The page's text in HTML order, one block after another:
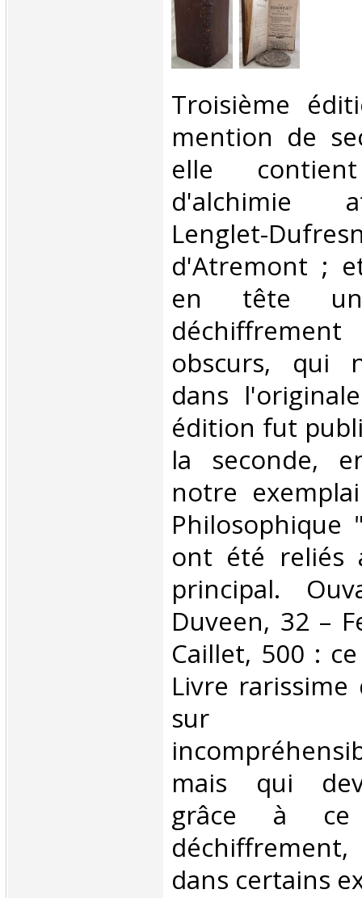
‎Troisième
mention de
elle
d'alchimie
Lenglet-
d'Atremont ;
en tête
obscurs, qui
dans
édition fut
la seconde,
notre
ont été reliés
principal.
Duveen, 32 –
Caillet, 500 :
Livre
sur
mais qui
grâce à
dans certains